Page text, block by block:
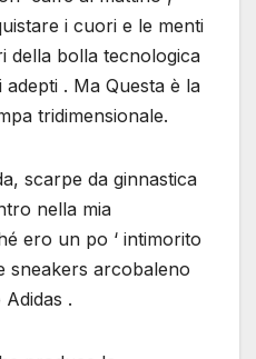
i cuori e le menti
della bolla tecnologica
. Ma Questa è la
tridimensionale.
scarpe da ginnastica
nella mia
ero un po ‘ intimorito
sneakers arcobaleno
.